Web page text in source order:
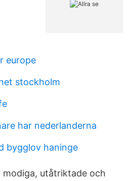
europe
stockholm
har nederlanderna
bygglov haninge
modiga, utåtriktade och